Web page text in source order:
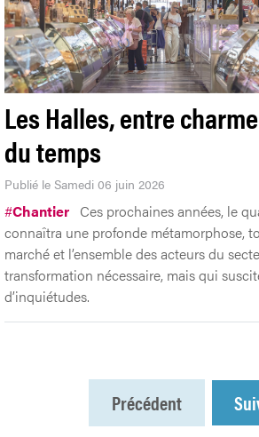
Les Halles, entre
du temps
Publié le Samedi 06 juin 2026
#Chantier Ces prochaines années, le
connaîtra une profonde métamorphose,
marché et l’ensemble des acteurs du
transformation nécessaire, mais qui
d’inquiétudes.
Précédent